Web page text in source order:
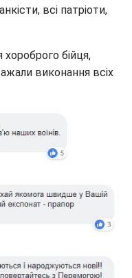
всі патріоти,
хороброго бійця,
виконання всіх